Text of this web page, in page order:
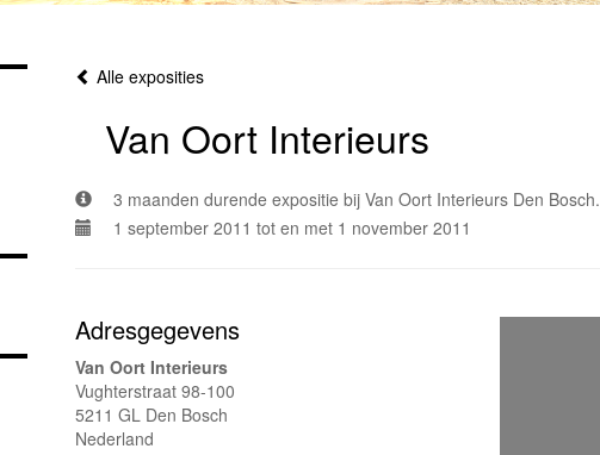
Alle exposities
Van Oort Interieurs
3 maanden durende expositie bij Van Oort Interieurs Den Bosch.
1 september 2011 tot en met 1 november 2011
Adresgegevens
Van Oort Interieurs
Vughterstraat 98-100
5211 GL Den Bosch
Nederland